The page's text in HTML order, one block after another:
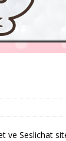
ve Seslichat